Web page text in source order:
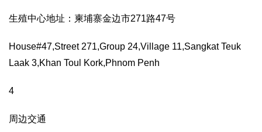
生殖中心地址：柬埔寨金边市271路47号
House#47,Street 271,Group 24,Village 11,Sangkat Teuk
Laak 3,Khan Toul Kork,Phnom Penh
4
周边交通